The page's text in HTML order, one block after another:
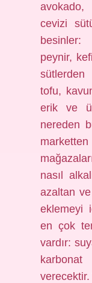
cevizi
peynir,
tofu,
erik ve
nereden
nasıl
azaltan
eklemeyi
en çok
vardır: